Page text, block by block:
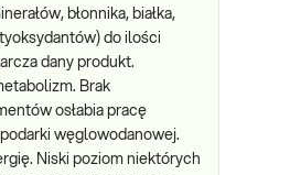
błonnika, białka,
do ilości
dany produkt.
Brak
osłabia pracę
węglowodanowej.
Niski poziom niektórych